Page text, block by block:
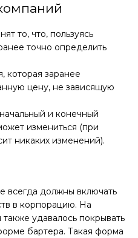
то, что, пользуясь
точно определить
которая заранее
цену, не зависящую
и конечный
измениться (при
никаких изменений).
всегда должны включать
в корпорацию. На
удавалось покрывать
бартера. Такая форма